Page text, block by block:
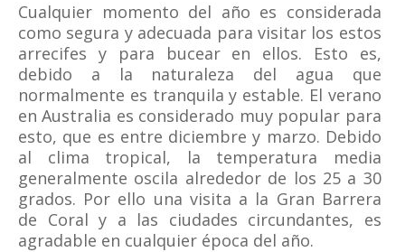
Cualquier momento del año es considerada
como segura y adecuada para visitar los estos
arrecifes y para bucear en ellos. Esto es,
debido a la naturaleza del agua que
normalmente es tranquila y estable. El verano
en Australia es considerado muy popular para
esto, que es entre diciembre y marzo. Debido
al clima tropical, la temperatura media
generalmente oscila alrededor de los 25 a 30
grados. Por ello una visita a la Gran Barrera
de Coral y a las ciudades circundantes, es
agradable en cualquier época del año.